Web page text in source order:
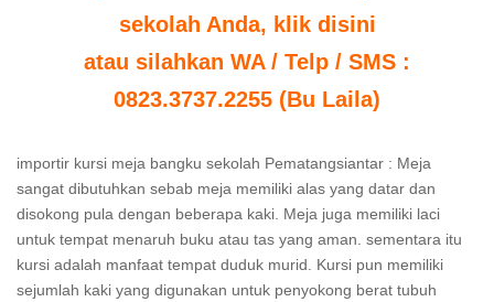
sekolah Anda, klik disini
atau silahkan WA / Telp / SMS :
0823.3737.2255 (Bu Laila)
importir kursi meja bangku sekolah Pematangsiantar : Meja
sangat dibutuhkan sebab meja memiliki alas yang datar dan
disokong pula dengan beberapa kaki. Meja juga memiliki laci
untuk tempat menaruh buku atau tas yang aman. sementara itu
kursi adalah manfaat tempat duduk murid. Kursi pun memiliki
sejumlah kaki yang digunakan untuk penyokong berat tubuh